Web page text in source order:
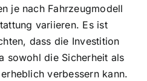
je nach Fahrzeugmodell
variieren. Es ist
dass die Investition
sowohl die Sicherheit als
verbessern kann.